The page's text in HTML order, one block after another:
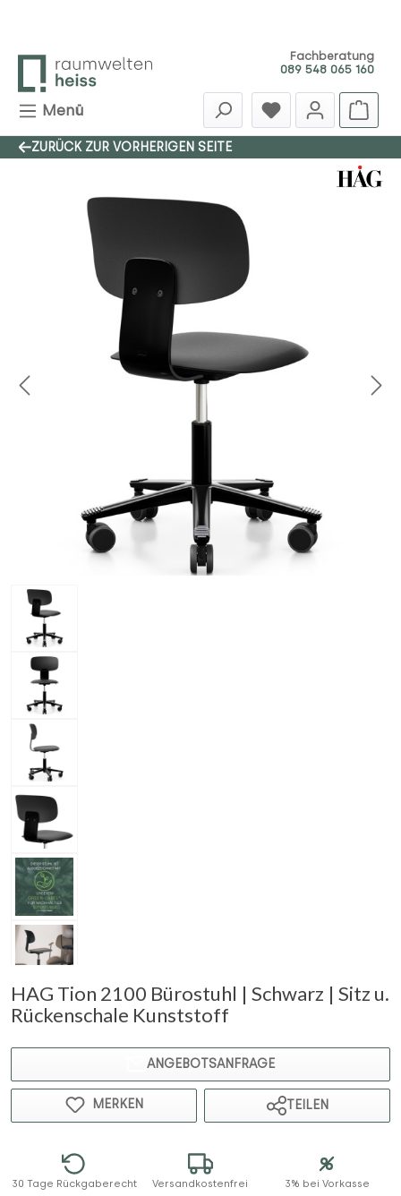
Fachberatung
089 548 065 160
Menü
ZURÜCK ZUR VORHERIGEN SEITE
HAG Tion 2100 Bürostuhl | Schwarz | Sitz u.
Rückenschale Kunststoff
Bildergalerie überspringen
ANGEBOTSANFRAGE
MERKEN TEILEN
30 Tage Rückgaberecht Versandkostenfrei 3% bei Vorkasse